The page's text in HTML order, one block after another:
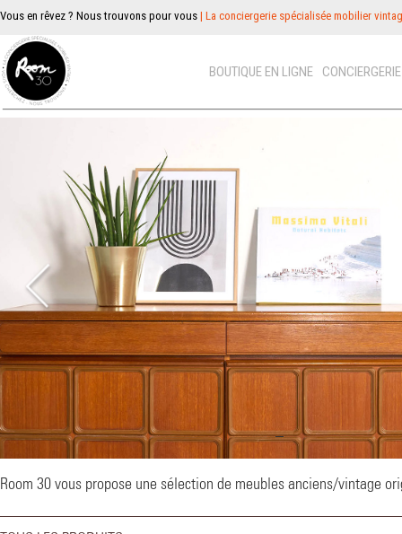
Vous en rêvez ? Nous trouvons pour vous | La conciergerie spécialisée mobilier
BOUTIQUE EN LIGNE
–
Room 30 vous propose une sélection de meubles anciens/vintage